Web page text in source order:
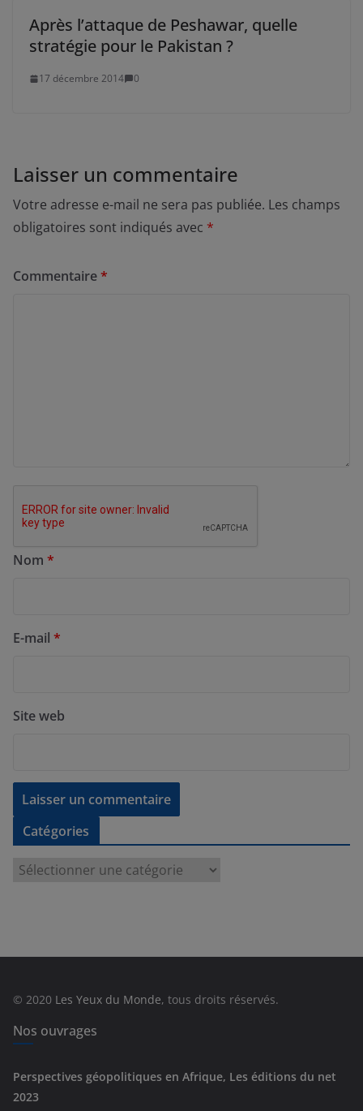
Après l’attaque de Peshawar, quelle
stratégie pour le Pakistan ?
17 décembre 2014 0
Laisser un commentaire
Votre adresse e-mail ne sera pas publiée. Les champs
obligatoires sont indiqués avec *
Commentaire*
Nom *
E-mail *
Site web
Catégories
e
© 2020 Les Yeux du Monde, tous droits réservés.
Nos ouvrages
Perspectives géopolitiques en Afrique, Les éditions du net
2023